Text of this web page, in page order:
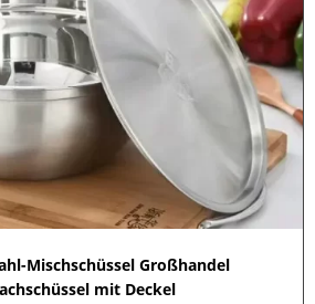
Mischschüssel Großhandel
mit Deckel